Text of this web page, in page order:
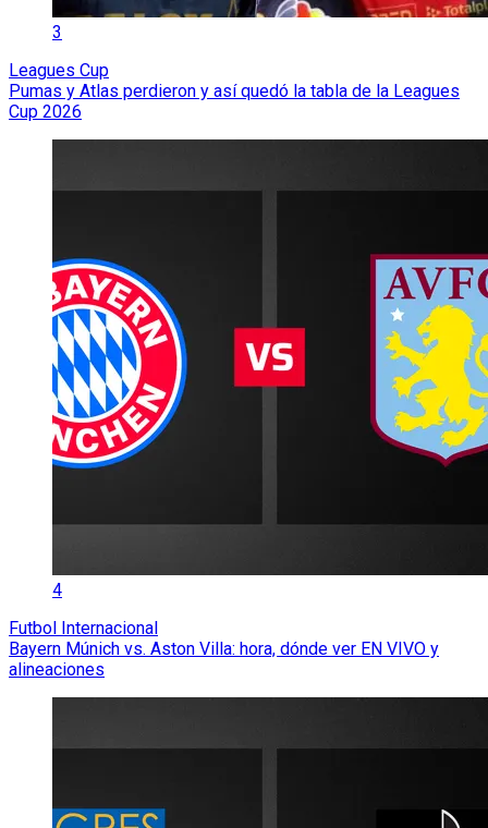
3
Leagues Cup
Pumas y Atlas perdieron y así quedó la tabla de la Leagues
Cup 2026
4
Futbol Internacional
Bayern Múnich vs. Aston Villa: hora, dónde ver EN VIVO y
alineaciones